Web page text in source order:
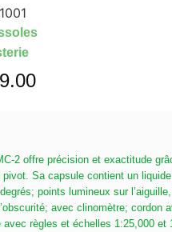
2 offre précision et exactitude
Sa capsule contient un
points lumineux sur
avec clinomètre; cordon
règles et échelles 1:25,000 et